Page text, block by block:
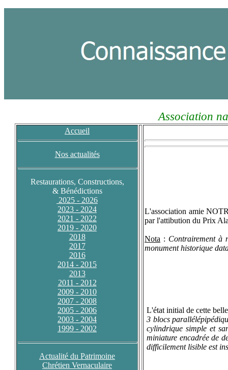
Association
Accueil
Nos actualités
Restaurations, Constructions,
& Bénédictions
2025 - 2026
2023 - 2024
2021 - 2022
2019 - 2020
2018
2017
2016
2014 - 2015
2013
2011 - 2012
2009 - 2010
2007 - 2008
2005 - 2006
2003 - 2004
1999 - 2002
Actualité du Patrimoine
Chrétien Vernaculaire
L'association amie
par l'attibution du Prix
Nota : Contrairement à
monument historique
L'état initial de cette
3 blocs
cylindrique simple et
miniature encadrée de
difficilement lisible est